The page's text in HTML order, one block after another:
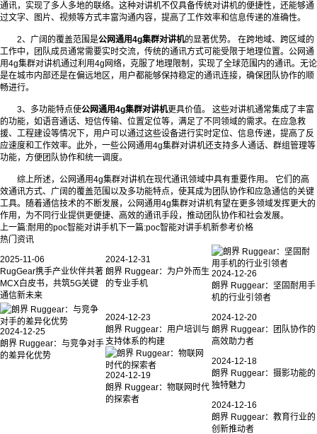
通讯，实现了多人多地的联络。这种对讲机不仅具备传统对讲机的便捷性，还能够通
过文字、图片、视频等方式丰富沟通内容，提高了工作效率和信息传递的准确性。
2、广阔的覆盖范围是公网通用4g集群对讲机的显著优势。 在跨地域、跨区域的
工作中，团队成员通常需要实时交流，传统的通讯方式可能受限于地理位置。公网通
用4g集群对讲机通过利用4g网络，克服了地理限制，实现了全球范围内的通讯。无论
是在城市内部还是在偏远地区，用户都能够保持稳定的通讯连接，确保团队协作的顺
畅进行。
3、多功能特点使公网通用4g集群对讲机更具价值。 这些对讲机通常集成了丰富
的功能，如语音通话、短信传输、位置定位等，满足了不同领域的需求。在应急救
援、工程建设等情况下，用户可以通过这些设备进行实时定位、信息传递，提高了反
应速度和工作效率。此外，一些公网通用4g集群对讲机还支持多人通话、群组管理等
功能，方便团队协作和统一调度。
综上所述，公网通用4g集群对讲机在现代通讯领域中具有重要作用。 它们的高
效通讯方式、广阔的覆盖范围以及多功能特点，使其成为团队协作和应急通信的关键
工具。随着通信技术的不断发展，公网通用4g集群对讲机有望在更多领域发挥更大的
作用，为不同行业提供更便捷、高效的通讯手段，推动团队协作和社会发展。‍
上一篇:耐用的poc智能对讲手机 下一篇:poc智能对讲手机新参考价格
热门资讯
2025-11-06
RugGear携手产业伙伴共著
MCX白皮书，共筑5G关键
通信新未来
2024-12-31
朗界 Ruggear：为户外而生
的专业手机
2024-12-26
朗界 Ruggear：坚固耐用手
机的行业引领者
2024-12-25
朗界 Ruggear：与竞争对手
的差异化优势
2024-12-23
朗界 Ruggear：用户培训与
支持体系的构建
2024-12-20
朗界 Ruggear：团队协作的
高效助力者
2024-12-19
朗界 Ruggear：物联网时代
的探索者
2024-12-18
朗界 Ruggear：摄影功能的
独特魅力
2024-12-16
朗界 Ruggear：教育行业的
创新推动者